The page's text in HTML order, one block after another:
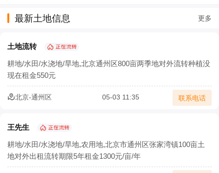
户籍迁出再迁回，土地征收补偿要不要给？
农村三产融合让农业既有 “土味” 又有 “新意”
农业部：集体土地经营权流转须2/3村民代表同意
确保承包地经营权流转价格合理
土地流转怎样实施才能实现效益最大化？
北京市农村土地经营权流转价格模型正式发布
宁夏二轮土地延包1634万余亩承包农户涉及100万余户
最新土地信息 更多
土地流转
耕地/水田/水浇地/旱地,北京通州区800亩两季地对外流转种植没
现在租金550元
北京-通州区 05-03 11:35 联系电话
王先生
耕地/水田/水浇地/旱地,农用地,北京市通州区张家湾镇100亩土
地对外出租流转期限5年租金1300元/亩/年